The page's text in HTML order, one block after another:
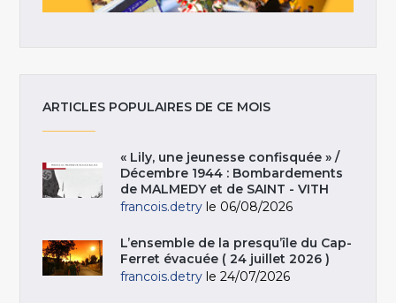
ARTICLES POPULAIRES DE CE MOIS
« Lily, une jeunesse confisquée » /
Décembre 1944 : Bombardements
de MALMEDY et de SAINT - VITH
francois.detry le 06/08/2026
L’ensemble de la presqu’île du Cap-
Ferret évacuée ( 24 juillet 2026 )
francois.detry le 24/07/2026